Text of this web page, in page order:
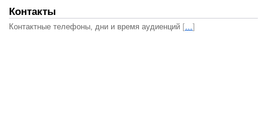
Контакты
Контактные телефоны, дни и время аудиенций […]